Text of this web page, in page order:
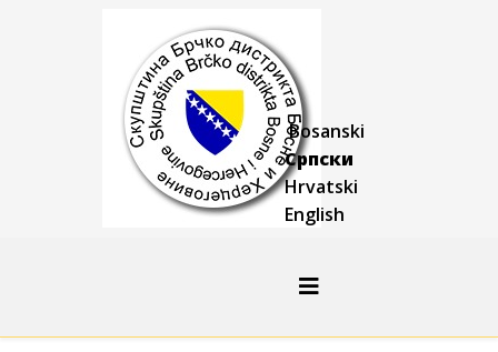
Bosanski
Српски
Hrvatski
English